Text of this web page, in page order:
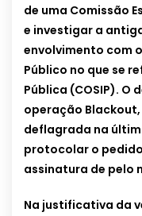
de uma Comissão
e investigar a
envolvimento com
Público no que se
Pública (COSIP). O
operação
deflagrada na
protocolar o
assinatura de pelo
Na justificativa da